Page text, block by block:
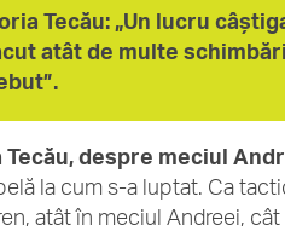
Tecău: „Un lucru
atât de multe
Tecău, despre meciul
la cum s-a luptat. Ca
atât în meciul Andreei,